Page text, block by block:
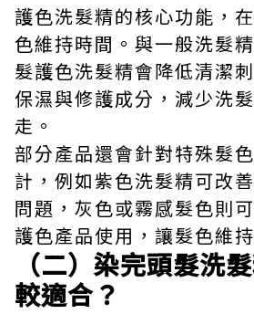
護色洗髮精的核心功能，
色維持時間。與一般洗髮
髮護色洗髮精會降低清潔
保濕與修護成分，減少洗
走。
部分產品還會針對特殊髮
計，例如紫色洗髮精可改
問題，灰色或霧感髮色則
護色產品使用，讓髮色維
（二）染完頭髮洗
較適合？